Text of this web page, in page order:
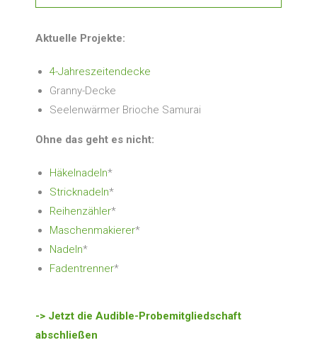
Aktuelle Projekte:
4-Jahreszeitendecke
Granny-Decke
Seelenwärmer Brioche Samurai
Ohne das geht es nicht:
Häkelnadeln*
Stricknadeln*
Reihenzähler*
Maschenmakierer*
Nadeln*
Fadentrenner*
-> Jetzt die Audible-Probemitgliedschaft
abschließen